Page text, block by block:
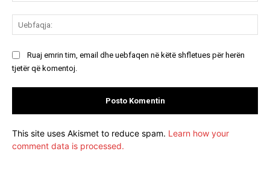
Ruaj emrin tim, email dhe uebfaqen në këtë shfletues për herën
tjetër që komentoj.
This site uses Akismet to reduce spam. Learn how your
comment data is processed.